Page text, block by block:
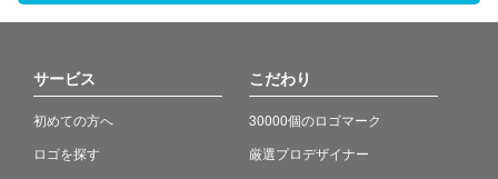
サービス
初めての方へ
ロゴを探す
こだわり
30000個のロゴマーク
厳選プロデザイナー